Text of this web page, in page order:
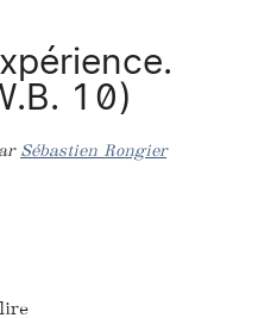
10)
Sébastien Rongier